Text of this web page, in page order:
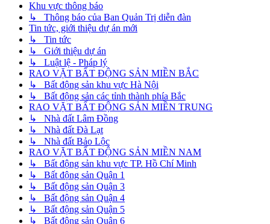
Khu vực thông báo
↳ Thông báo của Ban Quản Trị diễn đàn
Tin tức, giới thiệu dự án mới
↳ Tin tức
↳ Giới thiệu dự án
↳ Luật lệ - Pháp lý
RAO VẶT BẤT ĐỘNG SẢN MIỀN BẮC
↳ Bất động sản khu vực Hà Nội
↳ Bất động sản các tỉnh thành phía Bắc
RAO VẶT BẤT ĐỘNG SẢN MIỀN TRUNG
↳ Nhà đất Lâm Đồng
↳ Nhà đất Đà Lạt
↳ Nhà đất Bảo Lộc
RAO VẶT BẤT ĐỘNG SẢN MIỀN NAM
↳ Bất động sản khu vực TP. Hồ Chí Minh
↳ Bất động sản Quận 1
↳ Bất động sản Quận 3
↳ Bất động sản Quận 4
↳ Bất động sản Quận 5
↳ Bất động sản Quận 6